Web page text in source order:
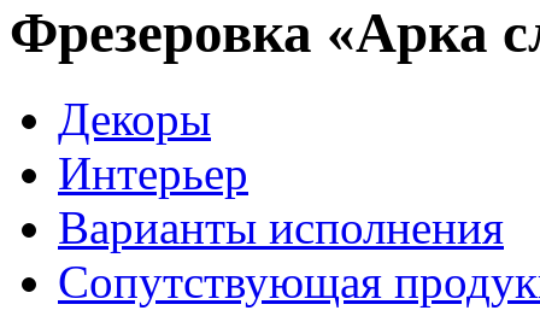
Фрезеровка «Арка
Декоры
Интерьер
Варианты исполнения
Сопутствующая